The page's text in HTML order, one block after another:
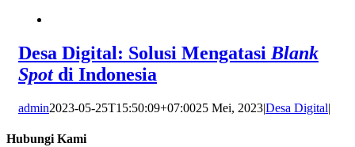
Desa Digital: Solusi Mengatasi Blank
Spotdi Indonesia
admin2023-05-25T15:50:09+07:0025 Mei, 2023|Desa Digital|
Hubungi Kami